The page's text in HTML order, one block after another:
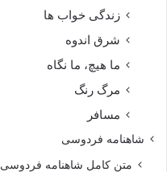
زندگی خواب ها
شرق اندوه
ما هیچ، ما نگاه
مرگ رنگ
مسافر
شاهنامه فردوسی
متن کامل شاهنامه فردوسی